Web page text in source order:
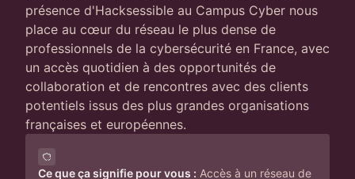
présence d'Hacksessible au Campus Cyber nous
place au cœur du réseau le plus dense de
professionnels de la cybersécurité en France, avec
un accès quotidien à des opportunités de
collaboration et de rencontres avec des clients
potentiels issus des plus grandes organisations
françaises et européennes.
Ce que ça signifie pour vous : Accès à un réseau de